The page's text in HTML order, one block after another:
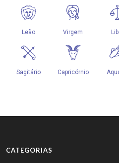
CATEGORIAS